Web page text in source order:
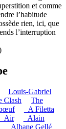
et comme
l’habitude
rien, ici, que
l’interruption
Louis-Gabriel
Clash
The
_A Filetta
_Air
_Alain
_Albane Gellé